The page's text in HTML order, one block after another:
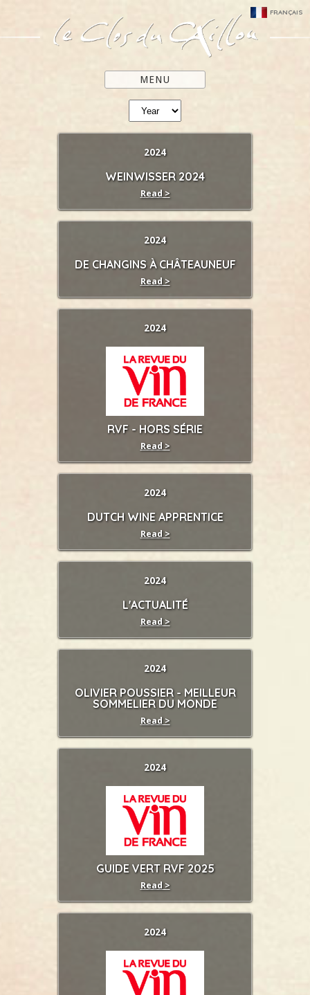
FRANÇAIS
MENU
2024
WEINWISSER 2024
Read >
2024
DE CHANGINS À CHÂTEAUNEUF
Read >
2024
RVF - HORS SÉRIE
Read >
2024
DUTCH WINE APPRENTICE
Read >
2024
L'ACTUALITÉ
Read >
2024
OLIVIER POUSSIER - MEILLEUR
SOMMELIER DU MONDE
Read >
2024
GUIDE VERT RVF 2025
Read >
2024